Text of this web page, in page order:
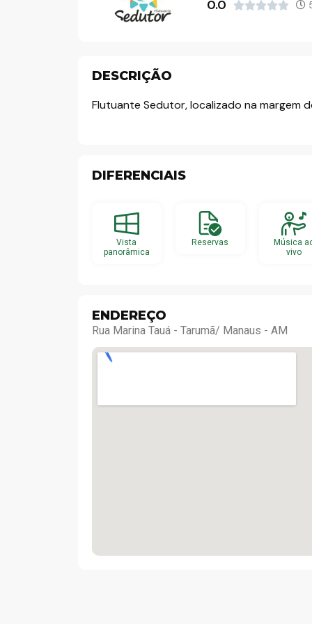
0.0 
DESCRIÇÃO
Flutuante Sedutor, localizado na margem
DIFERENCIAIS
Vista
panorâmica
Reservas
Música
vivo
ENDEREÇO
Rua Marina Tauá - Tarumã/ Manaus - AM